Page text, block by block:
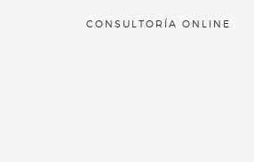
CONSULTORÍA ONLINE